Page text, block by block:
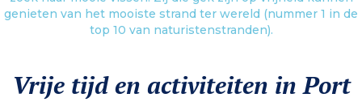
genieten van het mooiste strand ter wereld (nummer 1 in de
top 10 van naturistenstranden).
Vrije tijd en activiteiten in Port